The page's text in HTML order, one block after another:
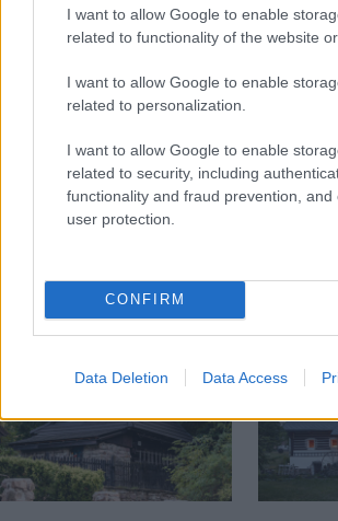
I want to allow Google to enable
related to functionality of the website or
I want to allow Google to enable
related to personalization.
I want to allow Google to enable
related to security, including
functionality and fraud prevention, and
user protection.
CONFIRM
Data Deletion Data Access
Na Morave prerobila
starú chalupu na
nepoznanie: Keď
že nie ste v Toskánsku
S
dokáže